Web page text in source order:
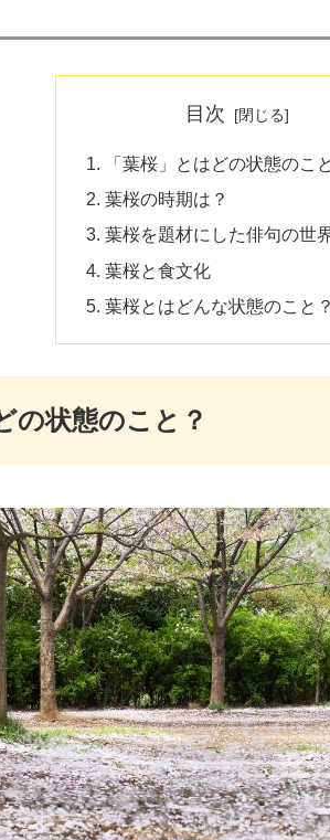
目次
「葉桜」とはどの状態のこ
葉桜の時期は？
葉桜を題材にした俳句の世
葉桜と食文化
葉桜とはどんな状態のこと
の状態のこと？